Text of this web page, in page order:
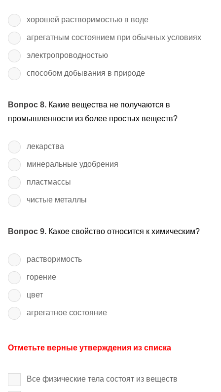
хорошей растворимостью в воде
агрегатным состоянием при обычных условиях
электропроводностью
способом добывания в природе
Вопрос 8. Какие вещества не получаются в
промышленности из более простых веществ?
лекарства
минеральные удобрения
пластмассы
чистые металлы
Вопрос 9. Какое свойство относится к химическим?
растворимость
горение
цвет
агрегатное состояние
Отметьте верные утверждения из списка
Все физические тела состоят из веществ